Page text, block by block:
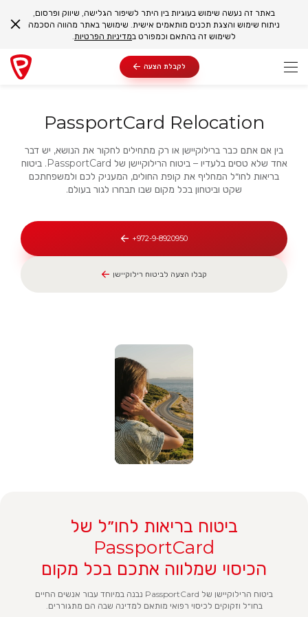
באתר זה נעשה שימוש בעוגיות בין היתר לשיפור הגלישה, שיווק ופרסום,
ניתוח שימוש והצגת תכנים מותאמים אישית. שימושך באתר מהווה הסכמה
לשימוש זה בהתאם וכמפורט במדיניות הפרטיות.
לקבלת הצעה
PassportCard Relocation
בין אם אתם כבר ברילוקיישן או רק מתחילים לחקור את הנושא, יש דבר
אחד שלא טסים בלעדיו – ביטוח הרילוקיישן של PassportCard. ביטוח
בריאות לחו״ל המחליף את קופת החולים, המעניק לכם ולמשפחתכם
שקט וביטחון בכל מקום שבו תבחרו לגור בעולם.
972-9-8920950+
קבלו הצעה לביטוח רילוקיישן
ביטוח בריאות לחו״ל של
PassportCard
הכיסוי שמלווה אתכם בכל מקום
ביטוח הרילוקיישן של PassportCard נבנה במיוחד עבור אנשים החיים
בחו״ל וזקוקים לכיסוי רפואי מותאם למדינה שבה הם מתגוררים.